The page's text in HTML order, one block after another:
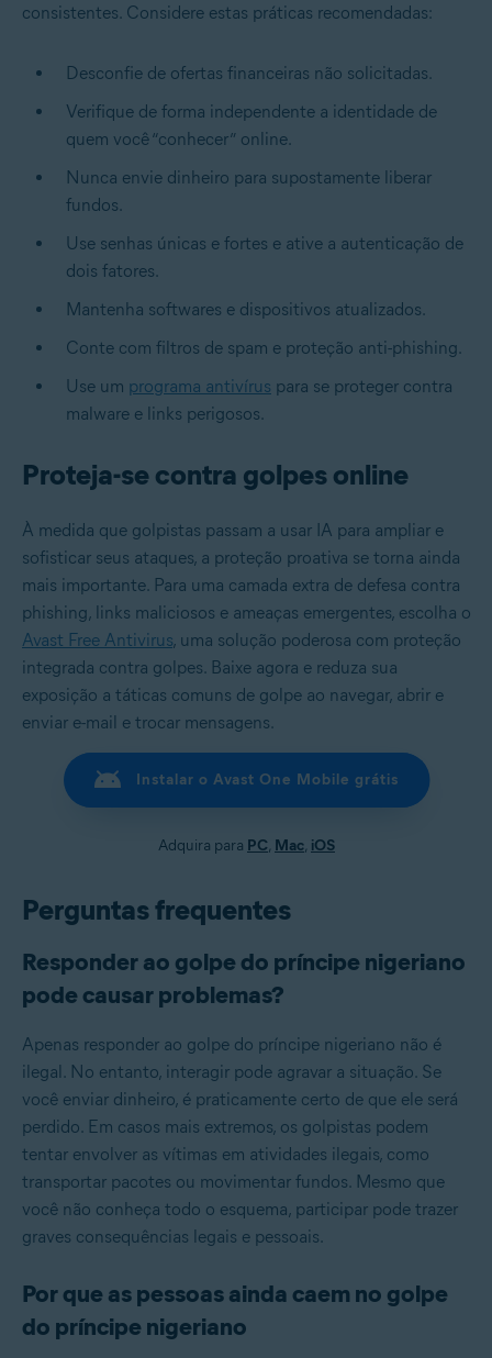
consistentes. Considere estas práticas recomendadas:
Desconfie de ofertas financeiras não solicitadas.
Verifique de forma independente a identidade de
quem você “conhecer” online.
Nunca envie dinheiro para supostamente liberar
fundos.
Use senhas únicas e fortes e ative a autenticação de
dois fatores.
Mantenha softwares e dispositivos atualizados.
Conte com filtros de spam e proteção anti-phishing.
Use um programa antivírus para se proteger contra
malware e links perigosos.
Proteja-se contra golpes online
À medida que golpistas passam a usar IA para ampliar e
sofisticar seus ataques, a proteção proativa se torna ainda
mais importante. Para uma camada extra de defesa contra
phishing, links maliciosos e ameaças emergentes, escolha o
Avast Free Antivirus, uma solução poderosa com proteção
integrada contra golpes. Baixe agora e reduza sua
exposição a táticas comuns de golpe ao navegar, abrir e
enviar e-mail e trocar mensagens.
Instalar o Avast One Mobile grátis
Adquira para PC, Mac, iOS
Perguntas frequentes
Responder ao golpe do príncipe nigeriano
pode causar problemas?
Apenas responder ao golpe do príncipe nigeriano não é
ilegal. No entanto, interagir pode agravar a situação. Se
você enviar dinheiro, é praticamente certo de que ele será
perdido. Em casos mais extremos, os golpistas podem
tentar envolver as vítimas em atividades ilegais, como
transportar pacotes ou movimentar fundos. Mesmo que
você não conheça todo o esquema, participar pode trazer
graves consequências legais e pessoais.
Por que as pessoas ainda caem no golpe
do príncipe nigeriano